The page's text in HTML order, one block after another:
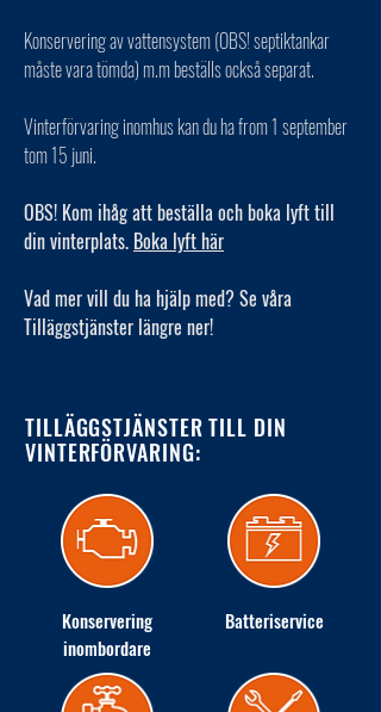
Konservering av vattensystem (OBS! septiktankar
måste vara tömda) m.m beställs också separat.
Vinterförvaring inomhus kan du ha from 1 september
tom 15 juni.
OBS! Kom ihåg att beställa och boka lyft till
din vinterplats. Boka lyft här
Vad mer vill du ha hjälp med? Se våra
Tilläggstjänster längre ner!
TILLÄGGSTJÄNSTER TILL DIN
VINTERFÖRVARING:
Konservering
inombordare
Batteriservice